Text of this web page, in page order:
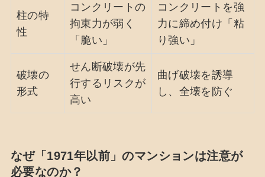
柱の特
性
コンクリートの
拘束力が弱く
「脆い」
コンクリートを強
力に締め付け「粘
り強い」
破壊の
形式
せん断破壊が先
行するリスクが
高い
曲げ破壊を誘導
し、全壊を防ぐ
なぜ「1971年以前」のマンションは注意が
必要なのか？